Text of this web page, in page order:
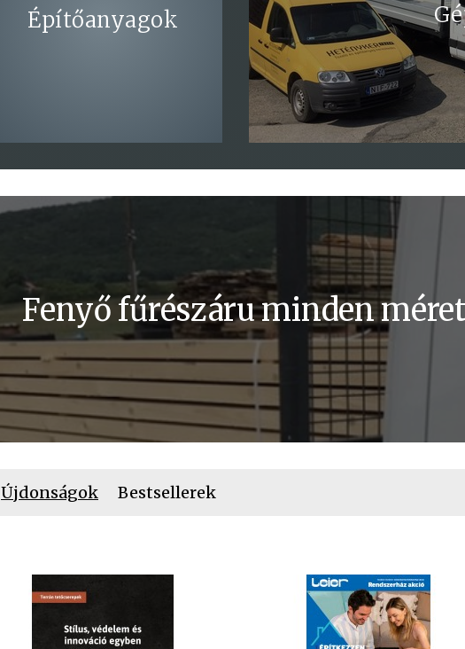
Építőanyagok
Fenyő fűrészáru minden
Újdonságok Bestsellerek